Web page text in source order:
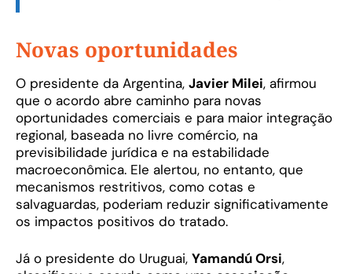
Novas oportunidades
O presidente da Argentina, Javier Milei, afirmou
que o acordo abre caminho para novas
oportunidades comerciais e para maior integração
regional, baseada no livre comércio, na
previsibilidade jurídica e na estabilidade
macroeconômica. Ele alertou, no entanto, que
mecanismos restritivos, como cotas e
salvaguardas, poderiam reduzir significativamente
os impactos positivos do tratado.
Já o presidente do Uruguai, Yamandú Orsi,